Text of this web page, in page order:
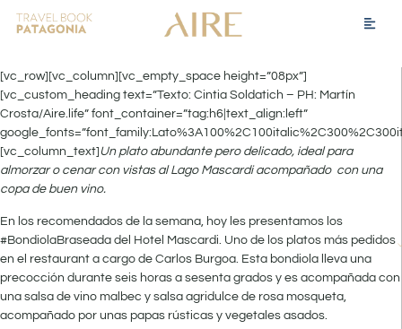
[vc_row][vc_column][vc_empty_space height=”08px”]
[vc_custom_heading text=”Texto: Cintia Soldatich – PH: Martín
Crosta/Aire.life” font_container=”tag:h6|text_align:left”
[vc_column_text] Un plato abundante pero delicado, ideal para
almorzar o cenar con vistas al Lago Mascardi acompañado con una
copa de buen vino.
En los recomendados de la semana, hoy les presentamos los
#BondiolaBraseada del Hotel Mascardi. Uno de los platos más pedidos
en el restaurant a cargo de Carlos Burgoa. Esta bondiola lleva una
precocción durante seis horas a sesenta grados y es acompañada con
una salsa de vino malbec y salsa agridulce de rosa mosqueta,
acompañado por unas papas rústicas y vegetales asados.